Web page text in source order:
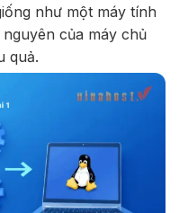
như một máy tính
của máy chủ
quả.